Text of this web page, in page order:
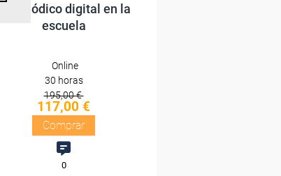
El periódico digital en la
escuela
Online
30 horas
195,00 €
117,00 €
Comprar
0